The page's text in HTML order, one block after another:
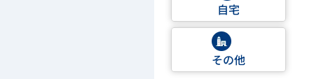
自宅
その他